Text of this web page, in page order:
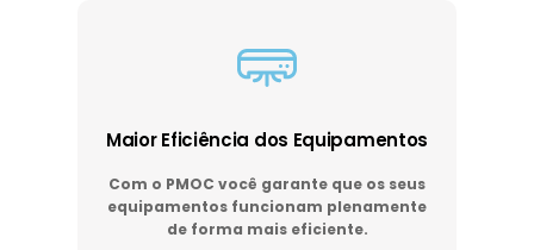
Maior Eficiência dos Equipamentos
Com o PMOC você garante que os seus
equipamentos funcionam plenamente
de forma mais eficiente.